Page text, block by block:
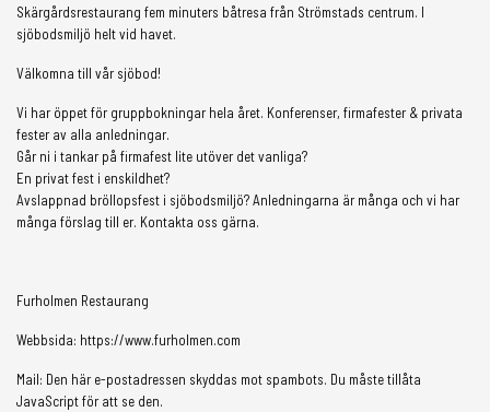
Skärgårdsrestaurang fem minuters båtresa från Strömstads centrum. I
sjöbodsmiljö helt vid havet.
Välkomna till vår sjöbod!
Vi har öppet för gruppbokningar hela året. Konferenser, firmafester & privata
fester av alla anledningar.
Går ni i tankar på firmafest lite utöver det vanliga?
En privat fest i enskildhet?
Avslappnad bröllopsfest i sjöbodsmiljö? Anledningarna är många och vi har
många förslag till er. Kontakta oss gärna.
Furholmen Restaurang
Webbsida: https://www.furholmen.com
Mail: Den här e-postadressen skyddas mot spambots. Du måste tillåta
JavaScript för att se den.